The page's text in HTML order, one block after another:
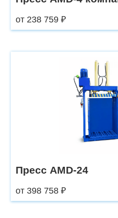
от 238 759 ₽
Пресс AMD-24
от 398 758 ₽